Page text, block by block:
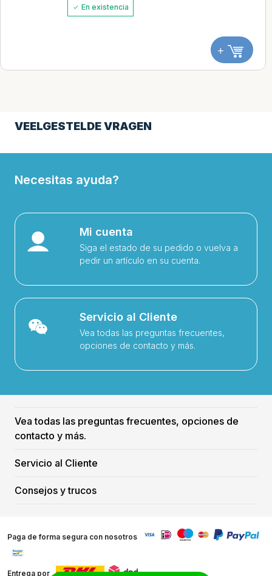
En existencia
+
VEELGESTELDE VRAGEN
Necesitas ayuda?
Mi cuenta
Siga el estado de su pedido o vuelva a
pedir un artículo en su cuenta.
Servicio al Cliente
Vea todas las preguntas frecuentes,
opciones de contacto y más.
Vea todas las preguntas frecuentes, opciones de
contacto y más.
Servicio al Cliente
Consejos y trucos
Paga de forma segura con nosotros
Entrega por